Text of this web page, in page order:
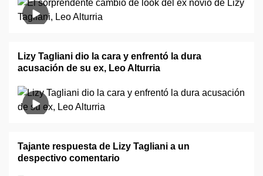
Lizy Tagliani dio la cara y enfrentó la dura
acusación de su ex, Leo Alturria
Tajante respuesta de Lizy Tagliani a un
despectivo comentario